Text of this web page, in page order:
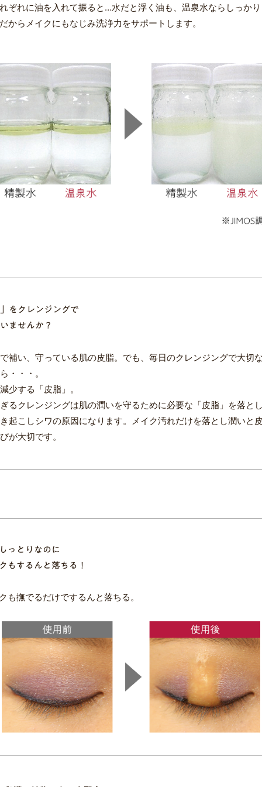
ぞれに油を入れて振ると…水だと浮く油も、温泉水ならしっか
からメイクにもなじみ洗浄力をサポートします。
をクレンジングで
ませんか？
補い、守っている肌の皮脂。でも、毎日のクレンジングで大切
・・・。
少する「皮脂」。
るクレンジングは肌の潤いを守るために必要な「皮脂」を落と
起こしシワの原因になります。メイク汚れだけを落とし潤いと
が大切です。
っとりなのに
もするんと落ちる！
も撫でるだけでするんと落ちる。